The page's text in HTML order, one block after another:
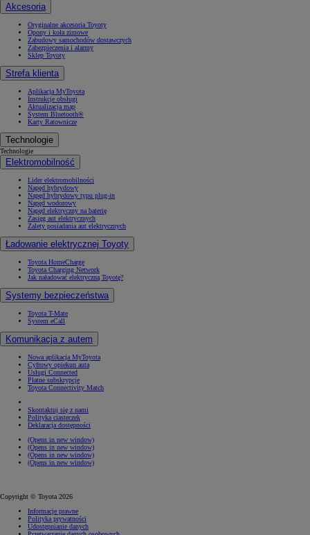
Akcesoria
Oryginalne akcesoria Toyoty
Opony i koła zimowe
Zabudowy samochodów dostawczych
Zabezpieczenia i alarmy
Sklep Toyoty
Strefa klienta
Aplikacja MyToyota
Instrukcje obsługi
Aktualizacja map
System Bluetooth®
Karty Ratownicze
Technologie
Technologie
Elektromobilność
Lider elektromobilności
Napęd hybrydowy
Napęd hybrydowy typu plug-in
Napęd wodorowy
Napęd elektryczny na baterię
Zasięg aut elektrycznych
Zalety posiadania aut elektrycznych
Ładowanie elektrycznej Toyoty
Toyota HomeCharge
Toyota Charging Network
Jak naładować elektryczną Toyotę?
Systemy bezpieczeństwa
Toyota T-Mate
System eCall
Komunikacja z autem
Nowa aplikacja MyToyota
Cyfrowy opiekun auta
Usługi Connected
Płatne subskrypcje
Toyota Connectivity Match
Skontaktuj się z nami
Polityka ciasteczek
Deklaracja dostępności
(Opens in new window)
(Opens in new window)
(Opens in new window)
(Opens in new window)
Copyright © Toyota 2026
Informacje prawne
Polityka prywatności
Udostępnianie danych